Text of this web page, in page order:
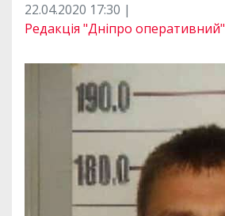
22.04.2020 17:30 |
Редакція "Дніпро оперативний"